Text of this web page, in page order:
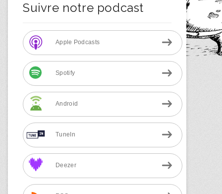
Suivre notre podcast
Apple Podcasts
Spotify
Android
TuneIn
Deezer